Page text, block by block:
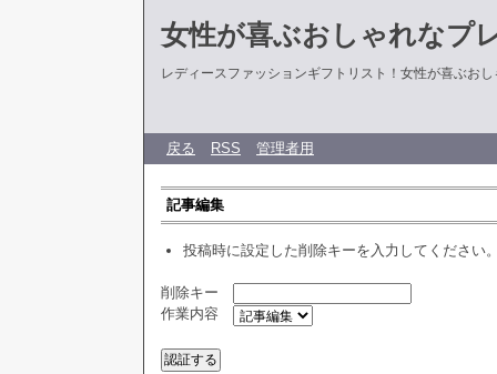
女性が喜ぶおしゃれなプ
レディースファッションギフトリスト！女性が喜ぶお
戻る RSS 管理者用
記事編集
投稿時に設定した削除キーを入力してください
削除キー
作業内容